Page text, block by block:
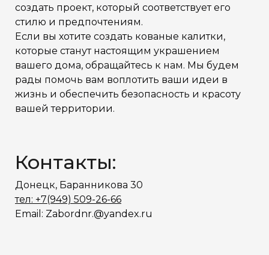
создать проект, который соответствует его
стилю и предпочтениям.
Если вы хотите создать кованые калитки,
которые станут настоящим украшением
вашего дома, обращайтесь к нам. Мы будем
рады помочь вам воплотить ваши идеи в
жизнь и обеспечить безопасность и красоту
вашей территории.
Контакты:
Донецк, Баранникова 30
тел: +7(949) 509-26-66
Email: Zabordnr.@yandex.ru